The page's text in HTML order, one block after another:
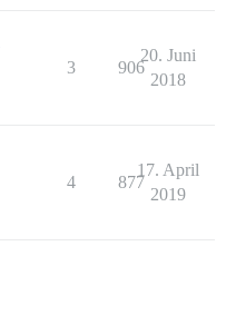
3 906
20. Juni
2018
4 877
17. April
2019